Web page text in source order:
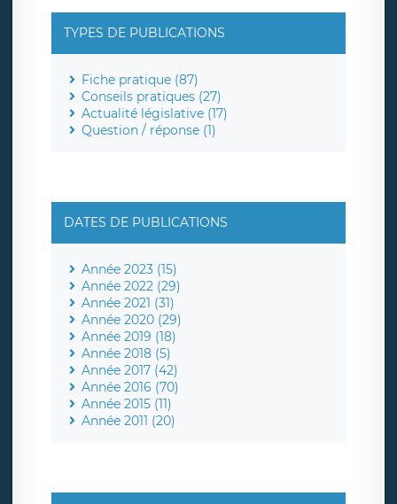
TYPES DE PUBLICATIONS
Fiche pratique (87)
Conseils pratiques (27)
Actualité législative (17)
Question / réponse (1)
DATES DE PUBLICATIONS
Année 2023 (15)
Année 2022 (29)
Année 2021 (31)
Année 2020 (29)
Année 2019 (18)
Année 2018 (5)
Année 2017 (42)
Année 2016 (70)
Année 2015 (11)
Année 2011 (20)